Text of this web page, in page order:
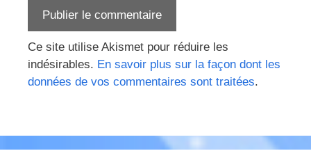
Ce site utilise Akismet pour réduire les
indésirables. En savoir plus sur la façon dont les
données de vos commentaires sont traitées.